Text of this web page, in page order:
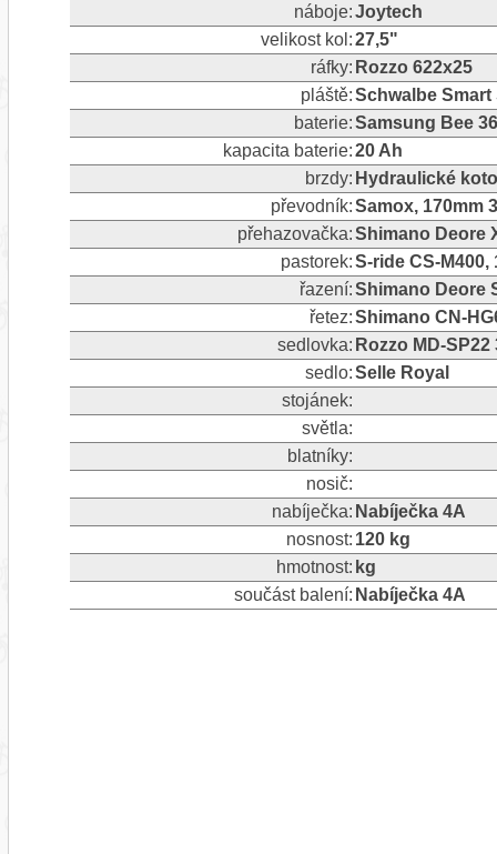
náboje:Joytech
velikost kol:27,5"
ráfky: Rozzo 622x25
pláště:Schwalbe Smart
baterie:Samsung Bee
kapacita baterie:20 Ah
brzdy: Hydraulické
převodník:Samox, 170mm
přehazovačka:Shimano Deore
pastorek:S-ride CS-M400,
řazení:Shimano Deore
řetez:Shimano CN-
sedlovka: Rozzo MD-
sedlo:Selle Royal
stojánek:
světla:
blatníky:
nosič:
nabíječka: Nabíječka 4A
nosnost: 120 kg
hmotnost: kg
součást balení: Nabíječka 4A